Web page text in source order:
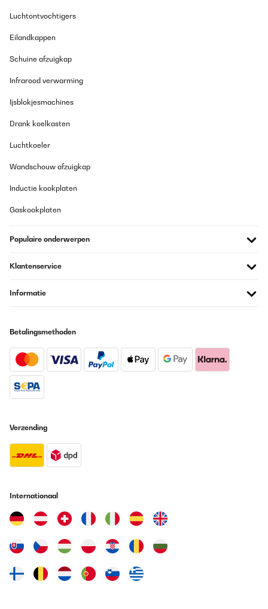
Luchtontvochtigers
Eilandkappen
Schuine afzuigkap
Infrarood verwarming
Ijsblokjesmachines
Drank koelkasten
Luchtkoeler
Wandschouw afzuigkap
Inductie kookplaten
Gaskookplaten
Populaire onderwerpen
Klantenservice
Informatie
Betalingsmethoden
Verzending
Internationaal